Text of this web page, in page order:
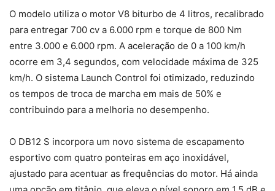
O modelo utiliza o motor V8 biturbo de 4 litros, recalibrado
para entregar 700 cv a 6.000 rpm e torque de 800 Nm
entre 3.000 e 6.000 rpm. A aceleração de 0 a 100 km/h
ocorre em 3,4 segundos, com velocidade máxima de 325
km/h. O sistema Launch Control foi otimizado, reduzindo
os tempos de troca de marcha em mais de 50% e
contribuindo para a melhoria no desempenho.
O DB12 S incorpora um novo sistema de escapamento
esportivo com quatro ponteiras em aço inoxidável,
ajustado para acentuar as frequências do motor. Há ainda